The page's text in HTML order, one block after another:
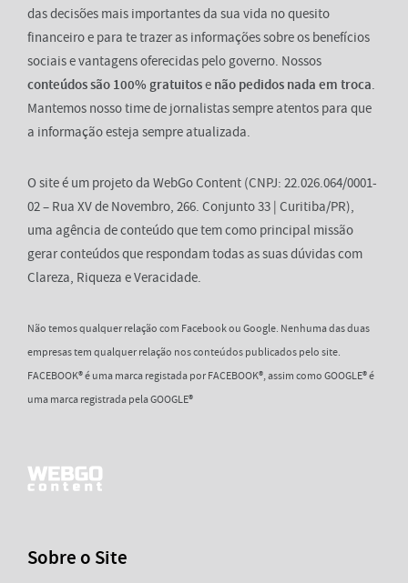
das decisões mais importantes da sua vida no quesito
financeiro e para te trazer as informações sobre os benefícios
sociais e vantagens oferecidas pelo governo. Nossos
conteúdos são 100% gratuitose não pedidos nada em troca.
Mantemos nosso time de jornalistas sempre atentos para que
a informação esteja sempre atualizada.
O site é um projeto da WebGo Content (CNPJ: 22.026.064/0001-
02 – Rua XV de Novembro, 266. Conjunto 33 | Curitiba/PR),
uma agência de conteúdo que tem como principal missão
gerar conteúdos que respondam todas as suas dúvidas com
Clareza, Riqueza e Veracidade.
Não temos qualquer relação com Facebook ou Google. Nenhuma das duas
empresas tem qualquer relação nos conteúdos publicados pelo site.
FACEBOOK® é uma marca registada por FACEBOOK®, assim como GOOGLE® é
uma marca registrada pela GOOGLE®
Sobre o Site